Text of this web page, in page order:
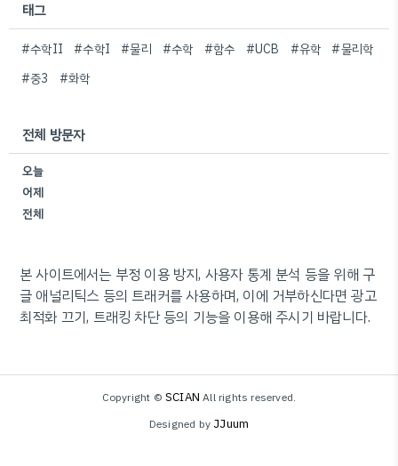
태그
#수학II #수학I #물리 #수학 #함수 #UCB #유학 #물리학
#중3
#화학
전체 방문자
오늘
어제
전체
본 사이트에서는 부정 이용 방지, 사용자 통계 분석 등을 위해 구
글 애널리틱스 등의 트래커를 사용하며, 이에 거부하신다면 광고
최적화 끄기, 트래킹 차단 등의 기능을 이용해 주시기 바랍니다.
Copyright ©SCIAN All rights reserved.
Designed by JJuum